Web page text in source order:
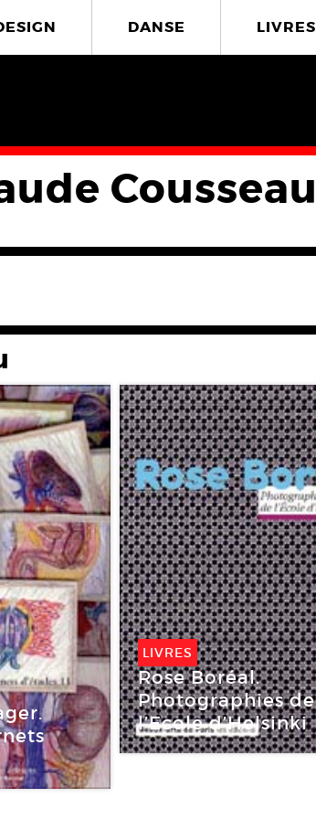
DANSE LIVRES
Cousseau
LIVRES
Rose Boréal.
Photographies de
l’Ecole d’Helsinki